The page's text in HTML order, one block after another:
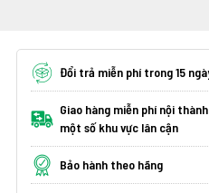
Đổi trả miễn phí trong 15
Giao hàng miễn phí nội thành
một số khu vực lân cận
Bảo hành theo hãng